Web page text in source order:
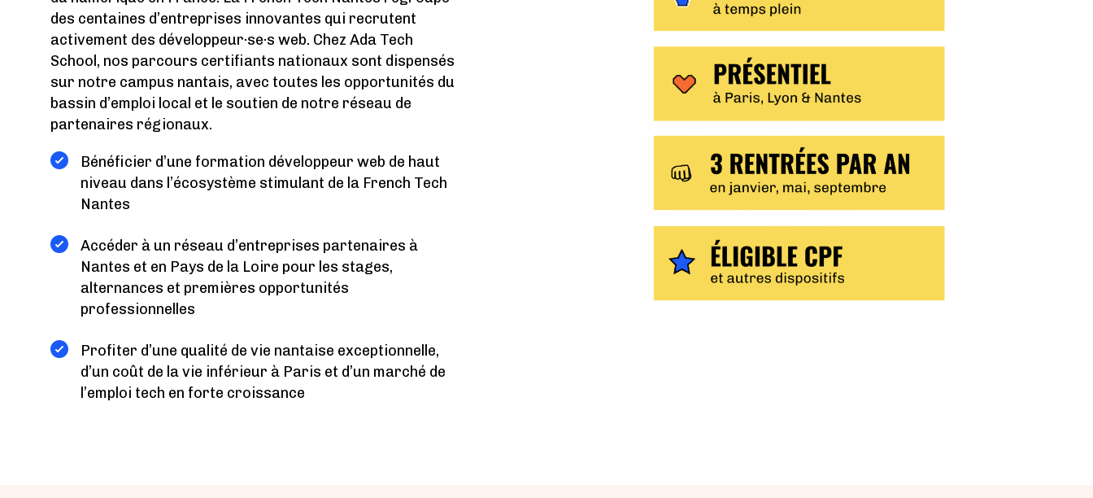
des centaines d’entreprises innovantes qui recrutent
activement des développeur·se·s web. Chez Ada Tech
School, nos parcours certifiants nationaux sont dispensés
sur notre campus nantais, avec toutes les opportunités du
bassin d’emploi local et le soutien de notre réseau de
partenaires régionaux.
Bénéficier d’une formation développeur web de haut
niveau dans l’écosystème stimulant de la French Tech
Nantes
Accéder à un réseau d’entreprises partenaires à
Nantes et en Pays de la Loire pour les stages,
alternances et premières opportunités
professionnelles
Profiter d’une qualité de vie nantaise exceptionnelle,
d’un coût de la vie inférieur à Paris et d’un marché de
l’emploi tech en forte croissance